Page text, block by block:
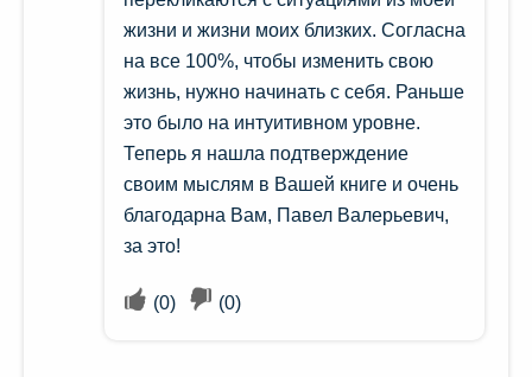
жизни и жизни моих близких. Согласна
на все 100%, чтобы изменить свою
жизнь, нужно начинать с себя. Раньше
это было на интуитивном уровне.
Теперь я нашла подтверждение
своим мыслям в Вашей книге и очень
благодарна Вам, Павел Валерьевич,
за это!
(0) (0)